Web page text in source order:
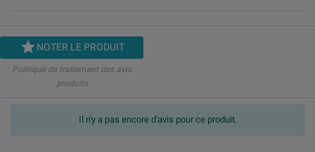
NOTER LE PRODUIT
Politique de traitement des avis
produits
Il n'y a pas encore d'avis pour ce produit.